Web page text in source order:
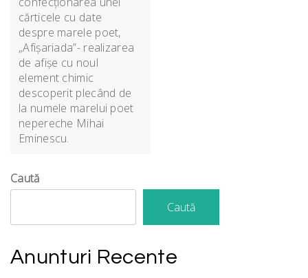
cărticele cu date
despre marele poet,
„Afișariada”- realizarea
de afișe cu noul
element chimic
descoperit plecând de
la numele marelui poet
nepereche Mihai
Eminescu.
Caută
Caută
Anunturi Recente